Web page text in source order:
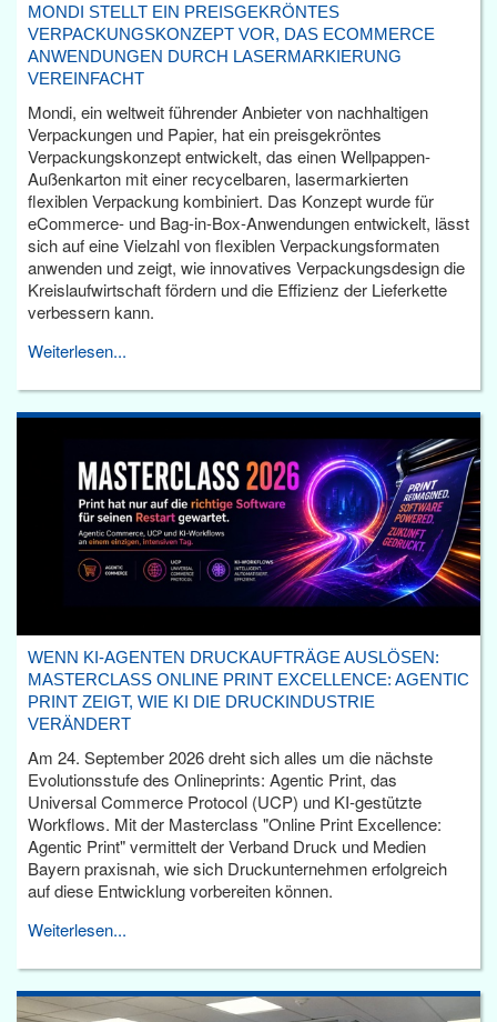
MONDI STELLT EIN PREISGEKRÖNTES
VERPACKUNGSKONZEPT VOR, DAS ECOMMERCE
ANWENDUNGEN DURCH LASERMARKIERUNG
VEREINFACHT
Mondi, ein weltweit führender Anbieter von nachhaltigen
Verpackungen und Papier, hat ein preisgekröntes
Verpackungskonzept entwickelt, das einen Wellpappen-
Außenkarton mit einer recycelbaren, lasermarkierten
flexiblen Verpackung kombiniert. Das Konzept wurde für
eCommerce- und Bag-in-Box-Anwendungen entwickelt, lässt
sich auf eine Vielzahl von flexiblen Verpackungsformaten
anwenden und zeigt, wie innovatives Verpackungsdesign die
Kreislaufwirtschaft fördern und die Effizienz der Lieferkette
verbessern kann.
Weiterlesen...
WENN KI-AGENTEN DRUCKAUFTRÄGE AUSLÖSEN:
MASTERCLASS ONLINE PRINT EXCELLENCE: AGENTIC
PRINT ZEIGT, WIE KI DIE DRUCKINDUSTRIE
VERÄNDERT
Am 24. September 2026 dreht sich alles um die nächste
Evolutionsstufe des Onlineprints: Agentic Print, das
Universal Commerce Protocol (UCP) und KI-gestützte
Workflows. Mit der Masterclass "Online Print Excellence:
Agentic Print" vermittelt der Verband Druck und Medien
Bayern praxisnah, wie sich Druckunternehmen erfolgreich
auf diese Entwicklung vorbereiten können.
Weiterlesen...